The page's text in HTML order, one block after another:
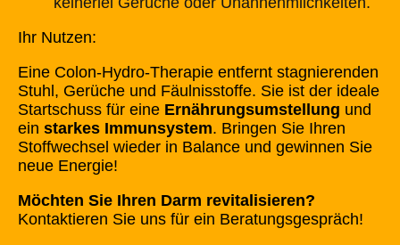
Ihr Nutzen:
Eine Colon-Hydro-Therapie entfernt stagnierenden
Stuhl, Gerüche und Fäulnisstoffe. Sie ist der ideale
Startschuss für eine Ernährungsumstellung und
ein starkes Immunsystem. Bringen Sie Ihren
Stoffwechsel wieder in Balance und gewinnen Sie
neue Energie!
Möchten Sie Ihren Darm revitalisieren?
Kontaktieren Sie uns für ein Beratungsgespräch!